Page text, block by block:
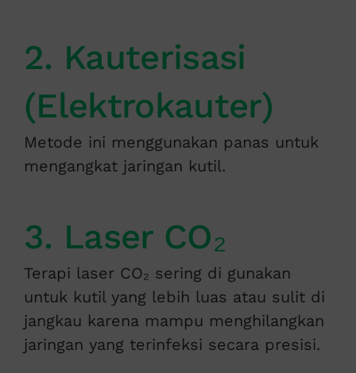
2. Kauterisasi
(Elektrokauter)
Metode ini menggunakan panas untuk
mengangkat jaringan kutil.
3. Laser CO₂
Terapi laser CO₂ sering di gunakan
untuk kutil yang lebih luas atau sulit di
jangkau karena mampu menghilangkan
jaringan yang terinfeksi secara presisi.